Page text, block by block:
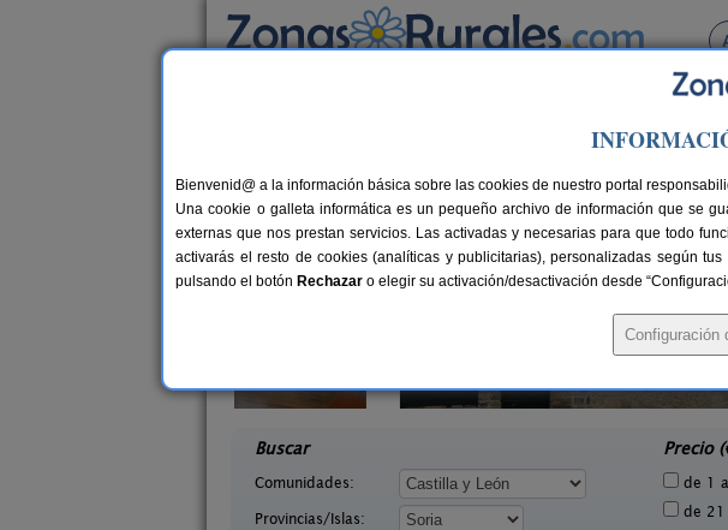
Busca por pueblo
Casas Rurales cerca de Medinaceli
35 €
La
Buscar
Comunidades:
Provincias/Islas:
Precio
de 1
de
Bienvenid@ a la información básica sobre las cookies de nuestro portal
Una cookie o galleta informática es un pequeño archivo de información que se
externas que nos prestan servicios. Las activadas y necesarias para que todo
activarás el resto de cookies (analíticas y publicitarias), personalizadas según
pulsando el botón Rechazar o elegir su activación/desactivación desde